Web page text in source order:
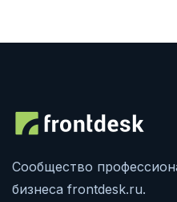
Сообщество
бизнеса frontdesk.ru.